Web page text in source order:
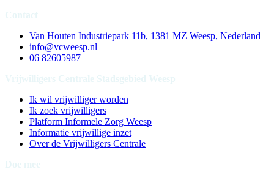
Van Houten Industriepark 11b, 1381 MZ Weesp, Nederland
info@vcweesp.nl
06 82605987
Ik wil vrijwilliger worden
Ik zoek vrijwilligers
Platform Informele Zorg Weesp
Informatie vrijwillige inzet
Over de Vrijwilligers Centrale